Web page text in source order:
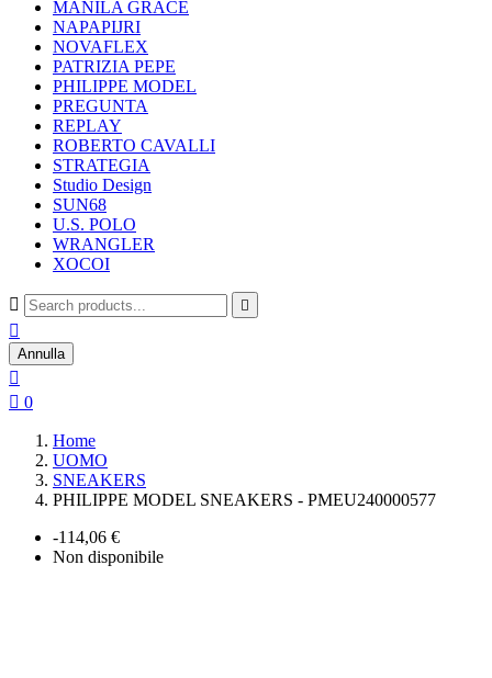
MANILA GRACE
NAPAPIJRI
NOVAFLEX
PATRIZIA PEPE
PHILIPPE MODEL
PREGUNTA
REPLAY
ROBERTO CAVALLI
STRATEGIA
Studio Design
SUN68
U.S. POLO
WRANGLER
XOCOI
 

Annulla

 0
Home
UOMO
SNEAKERS
PHILIPPE MODEL SNEAKERS - PMEU240000577
-114,06 €
Non disponibile